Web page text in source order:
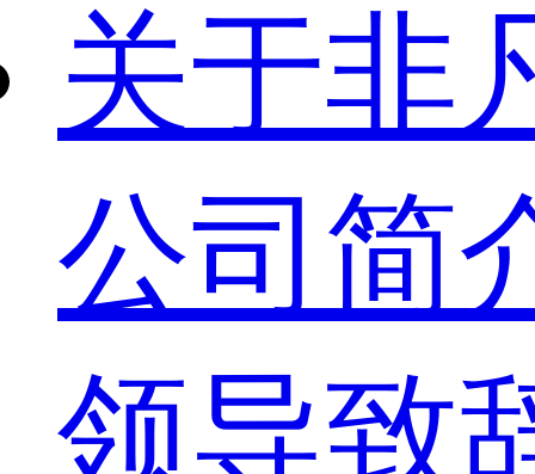
关于非
公司简
领导致